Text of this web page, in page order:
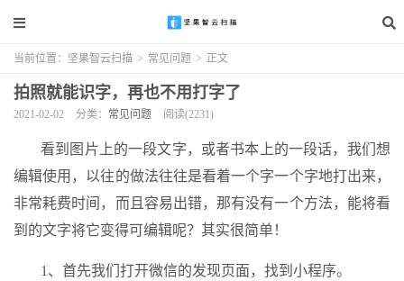
当前位置： 坚果智云扫描 > 常见问题 > 正文
拍照就能识字，再也不用打字了
2021-02-02 分类： 常见问题 阅读(2231)
看到图片上的一段文字，或者书本上的一段话，我们想
编辑使用，以往的做法往往是看着一个字一个字地打出来，
非常耗费时间，而且容易出错，那有没有一个方法，能将看
到的文字将它变得可编辑呢？其实很简单！
1、首先我们打开微信的发现页面，找到小程序。